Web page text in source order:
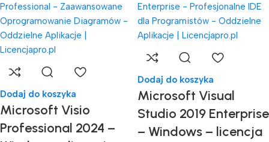
Dodaj do koszyka
Microsoft Visio
Professional 2024 –
Dodaj do koszyka
Microsoft Visual
Studio 2019 Enterprise
– Windows – licencja